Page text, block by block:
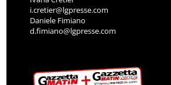
i.cretier@lgpresse.com
Daniele Fimiano
d.fimiano@lgpresse.com